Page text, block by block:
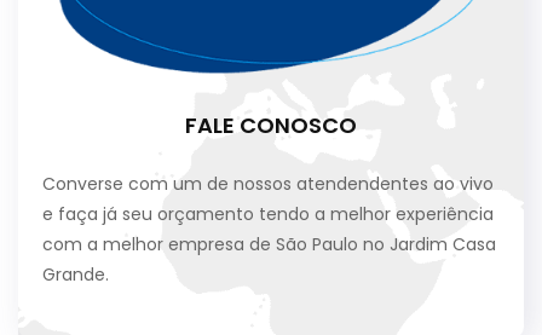
FALE CONOSCO
Converse com um de nossos atendendentes ao vivo
e faça já seu orçamento tendo a melhor experiência
com a melhor empresa de São Paulo no Jardim Casa
Grande.